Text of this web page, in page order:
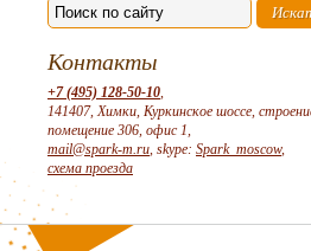
Контакты
+7 (495) 128-50-10,
141407, Химки, Куркинское шоссе,
помещение 306, офис 1,
mail@spark-m.ru, skype: Spark_moscow,
схема проезда